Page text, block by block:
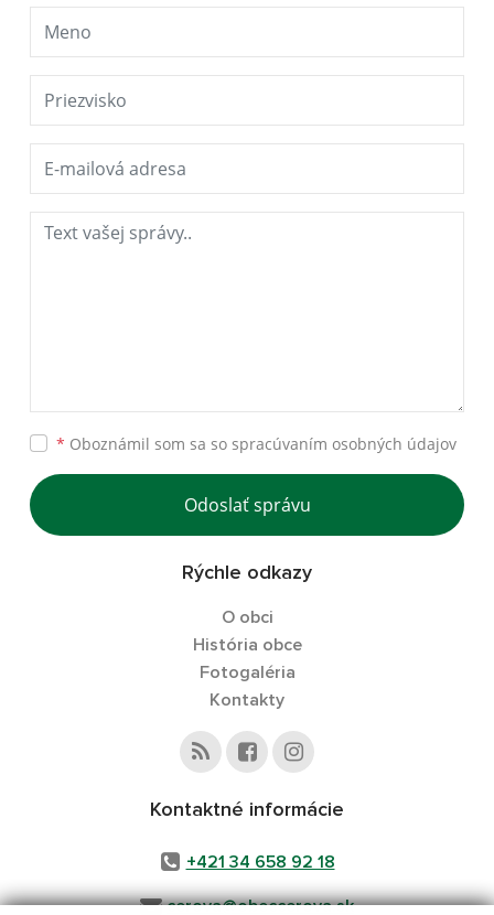
* Oboznámil som sa so spracúvaním osobných údajov
Odoslať správu
Rýchle odkazy
O obci
História obce
Fotogaléria
Kontakty
Kontaktné informácie
+421 34 658 92 18
cerova@obeccerova.sk